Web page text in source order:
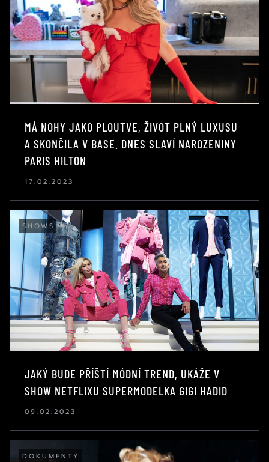
MÁ NOHY JAKO PLOUTVE, ŽIVOT PLNÝ LUXUSU
A SKONČILA V BASE. DNES SLAVÍ NAROZENINY
PARIS HILTON
17.02.2023
SHOWS
JAKÝ BUDE PŘÍŠTÍ MÓDNÍ TREND, UKÁŽE V
SHOW NETFLIXU SUPERMODELKA GIGI HADID
09.02.2023
DOKUMENTY